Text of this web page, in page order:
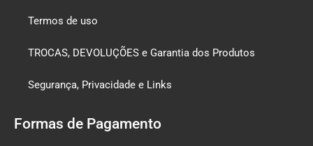
Termos de uso
TROCAS, DEVOLUÇÕES e Garantia dos Produtos
Segurança, Privacidade e Links
Formas de Pagamento